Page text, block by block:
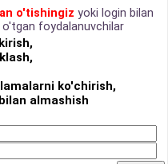
o'tishingiz yoki login bilan
o'tgan foydalanuvchilar
ko'chirish,
almashish